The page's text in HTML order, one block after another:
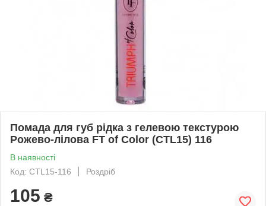
Помада для губ рідка з гелевою текстурою
Рожево-лілова FT of Color (CTL15) 116
В наявності
Код: CTL15-116
Роздріб
105 ₴